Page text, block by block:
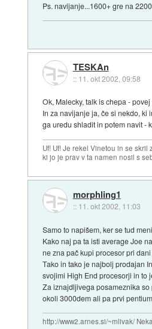
Ps. navijanje...1600+ gre na
TESKAn
:: 11. okt 2002, 09:58
Ok, Malecky, talk is chepa -
In za navijanje ja, če si nekdo,
ga uredu shladit in potem navit -
Uf! Uf! Je rekel Vinetou in se skril
ki jo je prav v ta namen nosil s
morphling1
:: 11. okt 2002, 11:03
Samo to napišem, ker se tud
Kako naj pa ta isti average Joe
ne zna pač kupi procesor pri
Tako in tako je najbolj prodajan
svojimi High End procesorji in to
Za iznajdljivega posameznika
okoli 3000dem ali pa prvi
http://www2.arnes.si/~mlivak/